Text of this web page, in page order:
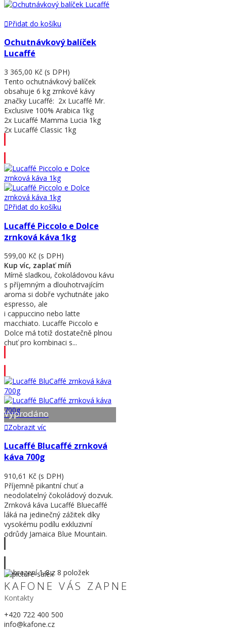
Přidat do košíku
Ochutnávkový balíček
Lucaffé
3 365,00 Kč (s DPH)
Tento ochutnávkový balíček
obsahuje 6 kg zrnkové kávy
značky Lucaffé: 2x Lucaffé Mr.
Exclusive 100% Arabica 1kg
2x Lucaffé Mamma Lucia 1kg
2x Lucaffé Classic 1kg
Přidat do košíku
Lucaffé Piccolo e Dolce
zrnková káva 1kg
599,00 Kč (s DPH)
Kup víc, zaplať míň
Mírně sladkou, čokoládovou kávu
s příjemným a dlouhotrvajícím
aroma si dobře vychutnáte jako
espresso, ale
i cappuccino nebo latte
macchiato. Lucaffe Piccolo e
Dolce má totiž dostatečně plnou
chuť pro kombinaci s...
Vyprodáno
Zobrazit víc
Lucaffé Blucaffé zrnková
káva 700g
910,61 Kč (s DPH)
Příjemně pikantní chuť a
neodolatelný čokoládový dozvuk.
Zrnková káva Lucaffé Bluecaffé
láká na jedinečný zážitek díky
vysokému podílu exkluzivní
odrůdy Jamaica Blue Mountain.
Zobrazení1-8 z 8 položek
KAFONE VÁS ZAPNE
Kontakty
+420 722 400 500
info@kafone.cz